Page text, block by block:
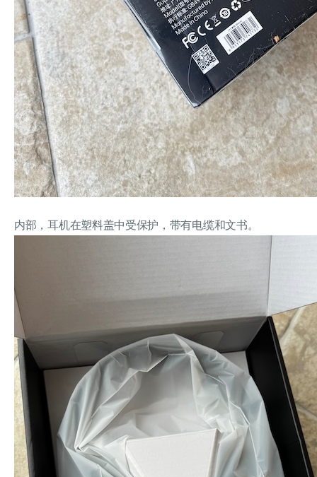
内部，耳机在塑料盖中受保护，带有电缆和文书。